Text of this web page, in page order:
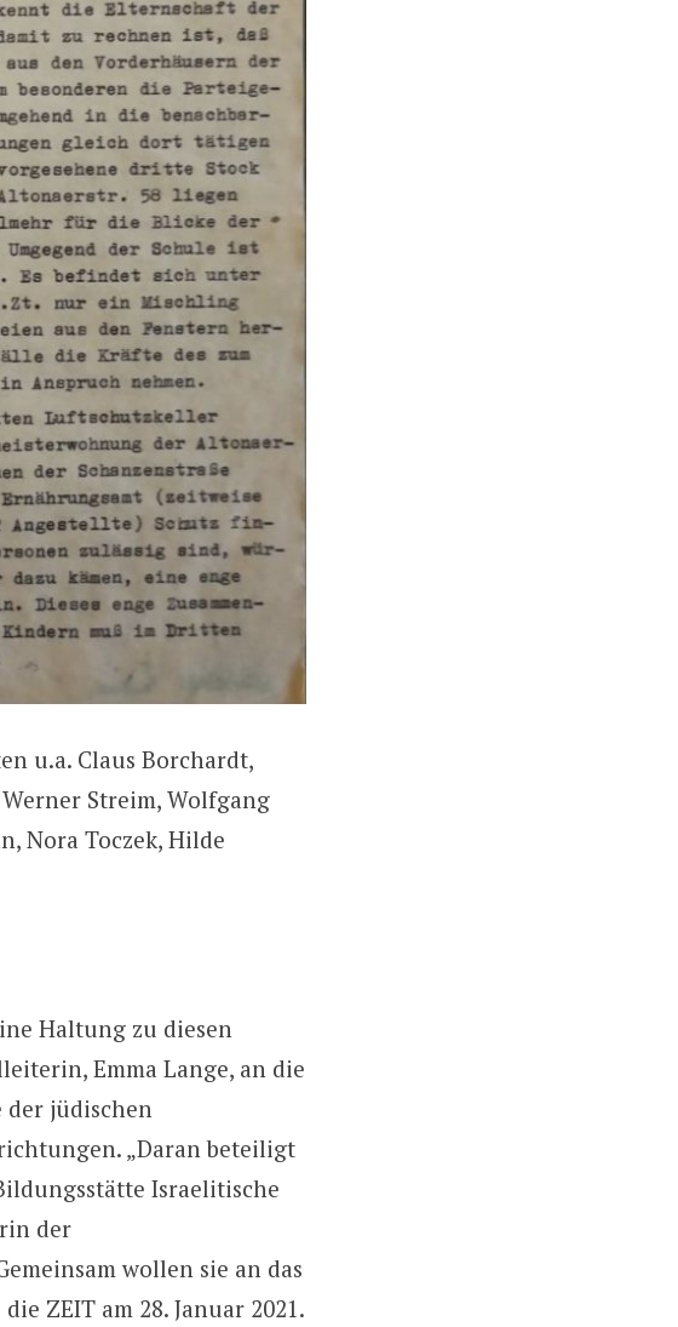
u.a. Claus Borchardt,
Streim, Wolfgang
Nora Toczek, Hilde
Haltung zu diesen
Emma Lange, an die
jüdischen
„Daran beteiligt
Israelitische
der
wollen sie an das
ZEIT am 28. Januar 2021.